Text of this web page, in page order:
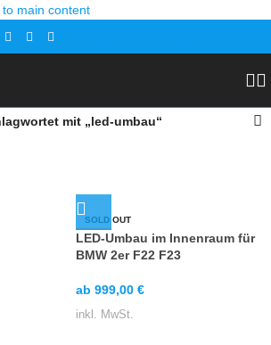
to main content
mit „led-umbau“
SOLD OUT
LED-Umbau im Innenraum für
BMW 2er F22 F23
ab 999,00 €
inkl. MwSt.